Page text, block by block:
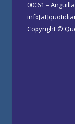
00061 –
Copyright ©